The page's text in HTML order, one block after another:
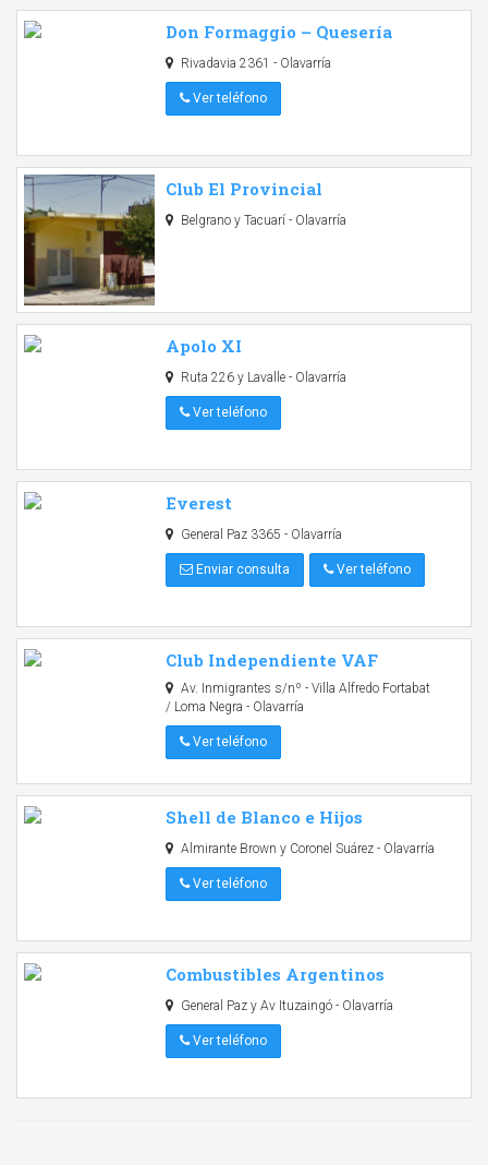
Don Formaggio – Quesería
Rivadavia 2361 - Olavarría
Ver teléfono
Club El Provincial
Belgrano y Tacuarí - Olavarría
Apolo XI
Ruta 226 y Lavalle - Olavarría
Ver teléfono
Everest
General Paz 3365 - Olavarría
Enviar consulta Ver teléfono
Club Independiente VAF
Av. Inmigrantes s/nº - Villa Alfredo Fortabat
/ Loma Negra - Olavarría
Ver teléfono
Shell de Blanco e Hijos
Almirante Brown y Coronel Suárez - Olavarría
Ver teléfono
Combustibles Argentinos
General Paz y Av Ituzaingó - Olavarría
Ver teléfono